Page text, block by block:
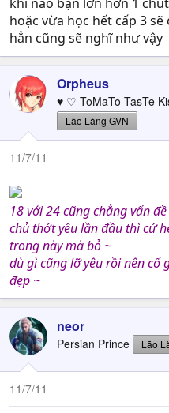
hoặc vừa học hết cấp 3
hẳn cũng sẽ nghĩ như vậy
Orpheus
♥ ♡ ToMaTo TasTe
Lão Làng GVN
11/7/11
18 với 24 cũng chẳng vấn
chủ thớt yêu lần đầu thì cứ
trong này mà bỏ ~
dù gì cũng lỡ yêu rồi nên
đẹp ~
neor
Persian Prince Lão
11/7/11